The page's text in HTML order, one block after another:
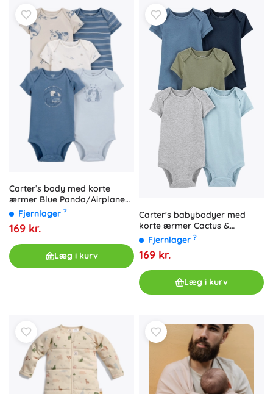
Carter’s body med korte
ærmer Blue Panda/Airplane
til drenge, 5 stk., str. 56
Fjernlager ?
169 kr.
Læg i kurv
Carter's babybodyer med
korte ærmer Cactus &
Buffalo, 5 stk., str. 56 (NB) til
drenge
Fjernlager ?
169 kr.
Læg i kurv